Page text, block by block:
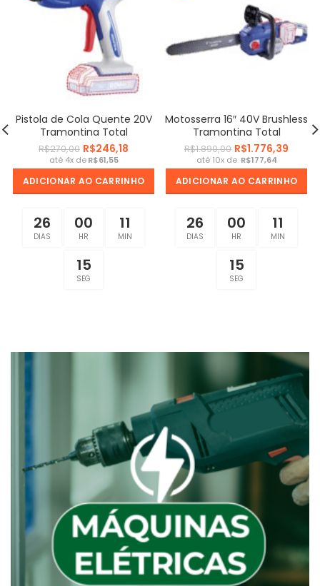
Pistola de Cola Quente 20V
Tramontina Total
R$270,00 R$246,18
R$
ADICIONAR AO CARRINHO
26
DIAS
00
HR
11
MIN
14
SEG
Motosserra 16″ 40V Brushless
Tramontina Total
R$1.890,00 R$1.776,39
R$
ADICIONAR AO CARRINHO
26
DIAS
00
HR
11
MIN
14
SEG